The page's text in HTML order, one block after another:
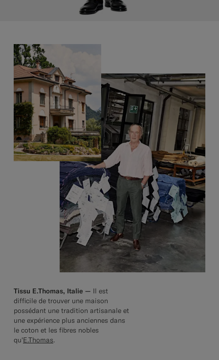
Tissu E.Thomas, Italie — Il est
difficile de trouver une maison
possédant une tradition artisanale et
une expérience plus anciennes dans
le coton et les fibres nobles
qu'E.Thomas.